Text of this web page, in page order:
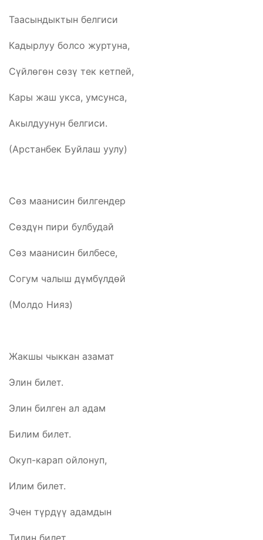
Таасындыктын белгиси
Кадырлуу болсо журтуна,
Сүйлөгөн сөзү тек кетпей,
Кары жаш укса, умсунса,
Акылдуунун белгиси.
(Арстанбек Буйлаш уулу)
Сөз маанисин билгендер
Сөздүн пири булбудай
Сөз маанисин билбесе,
Согум чалыш дүмбүлдөй
(Молдо Нияз)
Жакшы чыккан азамат
Элин билет.
Элин билген ал адам
Билим билет.
Окуп-карап ойлонуп,
Илим билет.
Эчен түрдүү адамдын
Тилин билет.